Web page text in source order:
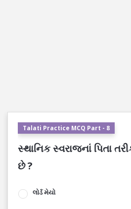
Talati Practice MCQ Part - 8
સ્થાનિક સ્વરાજનાં પિતા
છે ?
લોર્ડ મેયો